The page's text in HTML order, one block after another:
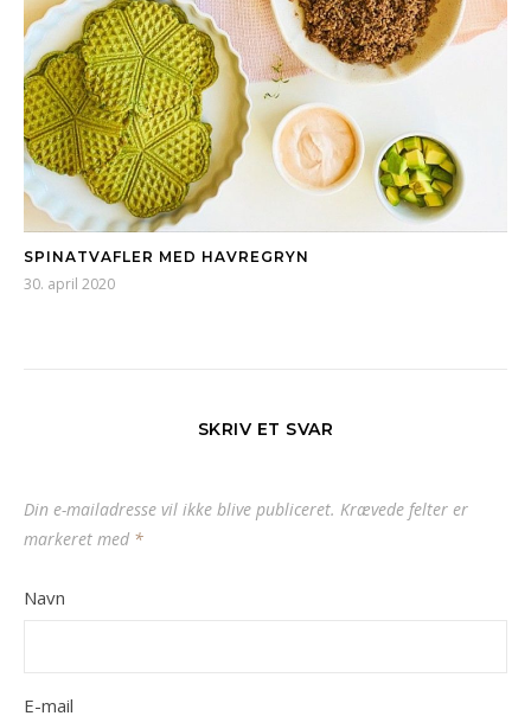
SPINATVAFLER MED HAVREGRYN
30. april 2020
SKRIV ET SVAR
Din e-mailadresse vil ikke blive publiceret. Krævede felter er
markeret med *
Navn
E-mail